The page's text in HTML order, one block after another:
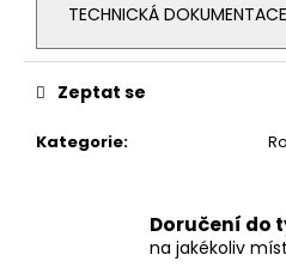
TECHNICKÁ DOKUMENTACE
Kategorie:
Zeptat se
Doručení do
na jakékoliv
KONCOVÁ
SVORKA
30,
ČERNÁ
7,50